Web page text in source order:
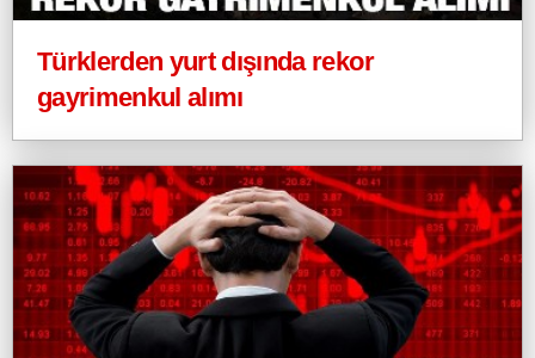
Türklerden yurt dışında rekor
gayrimenkul alımı